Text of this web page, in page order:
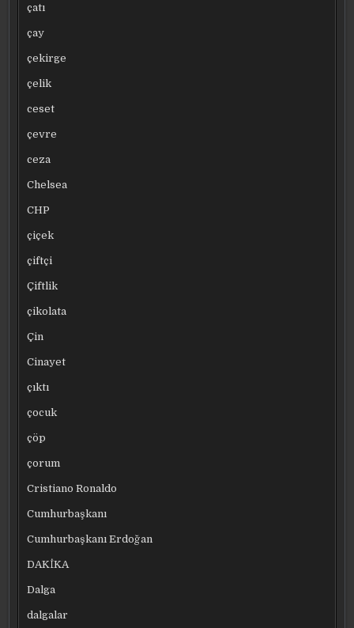
çatı
çay
çekirge
çelik
ceset
çevre
ceza
Chelsea
CHP
çiçek
çiftçi
Çiftlik
çikolata
Çin
Cinayet
çıktı
çocuk
çöp
çorum
Cristiano Ronaldo
Cumhurbaşkanı
Cumhurbaşkanı Erdoğan
DAKİKA
Dalga
dalgalar